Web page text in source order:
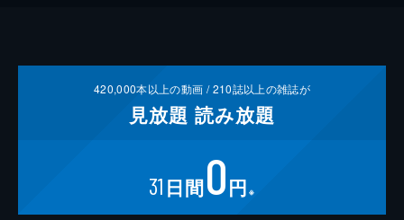
420,000本以上の動画 /210誌以上の雑誌が
見放題 読み放題
31 日間0円 ※